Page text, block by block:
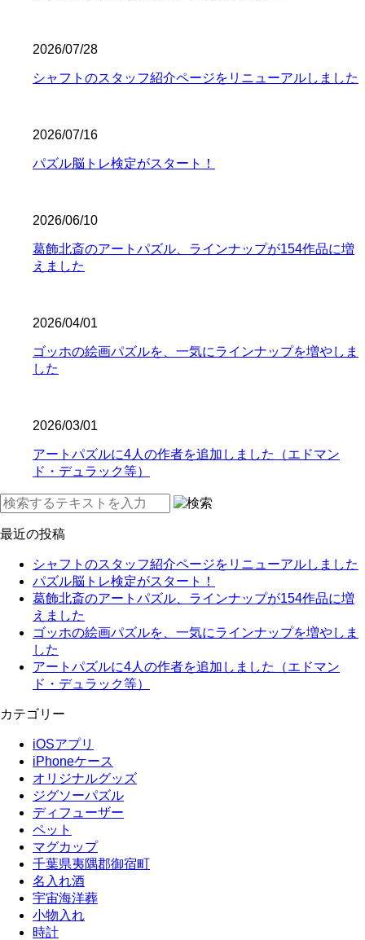
2026/07/28
シャフトのスタッフ紹介ページをリニューアルしました
2026/07/16
パズル脳トレ検定がスタート！
2026/06/10
葛飾北斎のアートパズル、ラインナップが154作品に増
えました
2026/04/01
ゴッホの絵画パズルを、一気にラインナップを増やしま
した
2026/03/01
アートパズルに4人の作者を追加しました（エドマン
ド・デュラック等）
最近の投稿
シャフトのスタッフ紹介ページをリニューアルしました
パズル脳トレ検定がスタート！
葛飾北斎のアートパズル、ラインナップが154作品に増
えました
ゴッホの絵画パズルを、一気にラインナップを増やしま
した
アートパズルに4人の作者を追加しました（エドマン
ド・デュラック等）
カテゴリー
iOSアプリ
iPhoneケース
オリジナルグッズ
ジグソーパズル
ディフューザー
ペット
マグカップ
千葉県夷隅郡御宿町
名入れ酒
宇宙海洋葬
小物入れ
時計